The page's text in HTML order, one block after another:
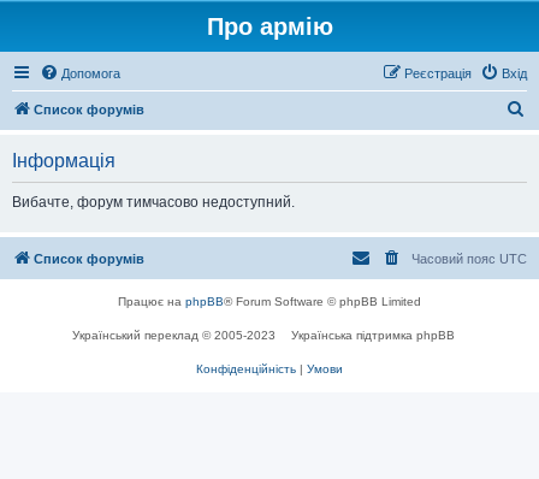
Про армію
Допомога Вхід
Реєстрація
Список форумів
Інформація
Вибачте, форум тимчасово недоступний.
Список форумів Часовий пояс UTC
Працює на phpBB® Forum Software © phpBB Limited
Український переклад © 2005-2023 Українська підтримка phpBB
Конфіденційність | Умови